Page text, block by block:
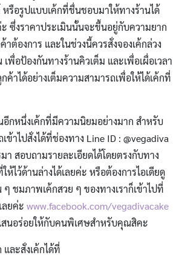
รือรูปแบบเค้กที่ชื่นชอบมาให้ทางร้านได้
ะ ซึ่งราคาประเมินนั้นจะขึ้นอยู่กับความยาก
ต้องการ และในช่วงนี้ควรสั่งจองเค้กล่วง
พื่อป้องกันทางร้านคิวเต็ม และเพื่อเผื่อเวลา
ค้าได้อย่างเต็มความสามารถเพื่อให้ได้เค้กที่
อีกหนึ่งเค้กที่มีความนิยมอย่างมาก สำหรับ
ข้าไปสั่งได้ที่ช่องทาง Line ID : @vegadiva
า สอบถามรายละเอียดได้โดยตรงกับทาง
ห้ไว้ด้านล่างได้เลยค่ะ หรือต้องการไอเดียดู
ชมภาพเค้กสวย ๆ ของทางเราก็เข้าไปที่
ลยค่ะ www.facebook.com/vegadivacake
สนอร่อยให้กับคนพิเศษสำหรับคุณสิคะ
ละสั่งเค้กได้ที่